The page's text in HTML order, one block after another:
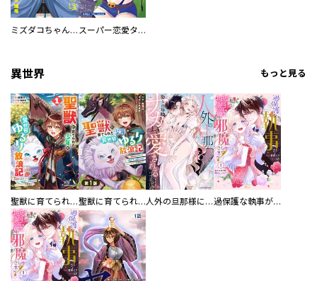
ミズダコちゃんからは逃げられない！ スーパー恋愛タイム！～現場でドＳな彼女は自宅でデレる～
異世界 もっと見る
聖獣に育てられた少年の異世界ゆるり放浪記～神様からもらったチート魔法で、仲間たちとスローライフを満喫中～ 聖獣に育てられた少年の異世界ゆるり放浪記～神様からもらったチート魔法で、仲間たちとスローライフを満喫中～【分冊版】 人外の旦那様に娶られ毎晩ナカまで愛される…。アンソロジー 過保護な執事が私の婚活を邪魔してきます！ 分冊版